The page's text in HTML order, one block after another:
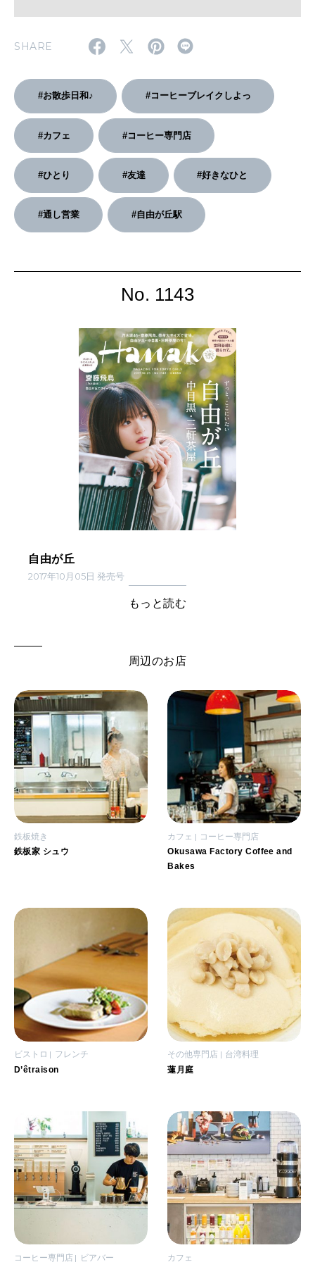
2025年12月号「お酒の新常識。」
SHARE
#お散歩日和♪ #コーヒーブレイクしよっ
#カフェ #コーヒー専門店
#ひとり #友達 #好きなひと
#通し営業 #自由が丘駅
No. 1143
自由が丘
2017年10月05日 発売号
もっと読む
周辺のお店
鉄板焼き
鉄板家 シュウ
カフェ コーヒー専門店
Okusawa Factory Coffee and
Bakes
ビストロ フレンチ
D’êtraison
その他専門店 台湾料理
蓮月庭
コーヒー専門店 ビアバー カフェ